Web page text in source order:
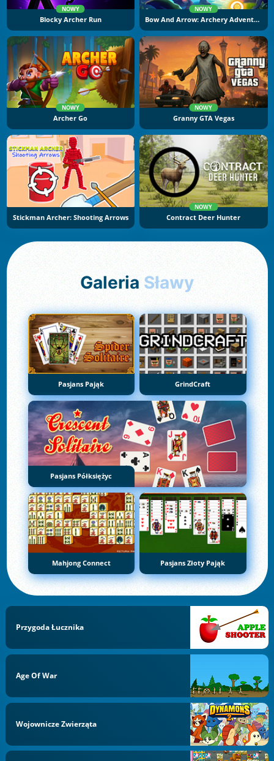
NOWY
Blocky Archer Run
NOWY
Bow And Arrow: Archery Adventure
NOWY
Archer Go
NOWY
Granny GTA Vegas
Stickman Archer: Shooting Arrows
NOWY
Contract Deer Hunter
Galeria Sławy
Pasjans Pająk GrindCraft
Pasjans Półksiężyc
Mahjong Connect Pasjans Złoty Pająk
Przygoda Łucznika
Age Of War
Wojownicze Zwierząta